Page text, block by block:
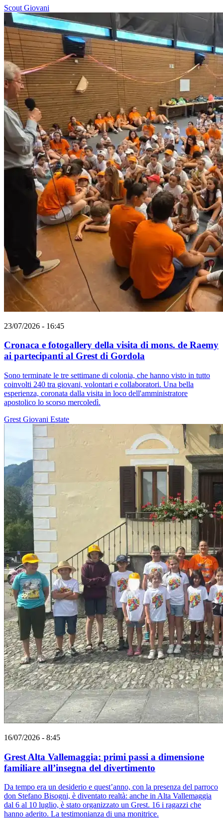
Scout Giovani
23/07/2026 - 16:45
Cronaca e fotogallery della visita di mons. de Raemy
ai partecipanti al Grest di Gordola
Sono terminate le tre settimane di colonia, che hanno visto in tutto
coinvolti 240 tra giovani, volontari e collaboratori. Una bella
esperienza, coronata dalla visita in loco dell'amministratore
apostolico lo scorso mercoledì.
Grest Giovani Estate
16/07/2026 - 8:45
Grest Alta Vallemaggia: primi passi a dimensione
familiare all’insegna del divertimento
Da tempo era un desiderio e quest’anno, con la presenza del parroco
don Stefano Bisogni, è diventato realtà: anche in Alta Vallemaggia
dal 6 al 10 luglio, è stato organizzato un Grest. 16 i ragazzi che
hanno aderito. La testimonianza di una monitrice.